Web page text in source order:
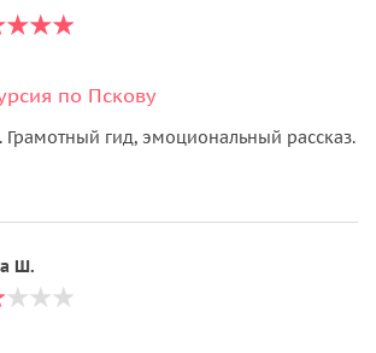
по Пскову
Грамотный гид, эмоциональный рассказ.
Ш.